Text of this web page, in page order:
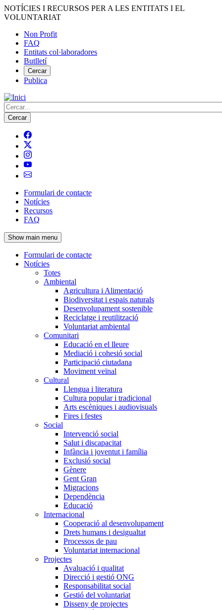
Vés
al
NOTÍCIES I RECURSOS PER A LES ENTITATS I EL
VOLUNTARIAT
Menú
del
compte
d'usuari
Non Profit
FAQ
Entitats col·laboradores
Butlletí
Cercar
Publica
Cerca
Navegació
principal
de
l'encapçalament
Formulari de contacte
Notícies
Recursos
FAQ
Show main menu
Navegació
principal
Formulari de contacte
Notícies
Totes
Ambiental
Agricultura i Alimentació
Biodiversitat i espais naturals
Desenvolupament sostenible
Reciclatge i reutilització
Voluntariat ambiental
Comunitari
Educació en el lleure
Mediació i cohesió social
Participació ciutadana
Moviment veïnal
Cultural
Llengua i literatura
Cultura popular i tradicional
Arts escèniques i audiovisuals
Fires i festes
Social
Intervenció social
Salut i discapacitat
Infància i joventut i família
Exclusió social
Gènere
Gent Gran
Migracions
Dependència
Educació
Internacional
Cooperació al desenvolupament
Drets humans i desigualtat
Processos de pau
Voluntariat internacional
Projectes
Avaluació i qualitat
Direcció i gestió ONG
Responsabilitat social
Gestió del voluntariat
Disseny de projectes